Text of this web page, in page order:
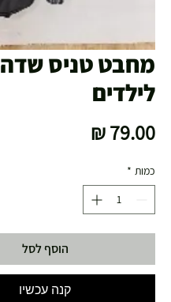
מחבט טניס שדה
לילדים
כמות *
הוסף לסל
קנה עכשיו